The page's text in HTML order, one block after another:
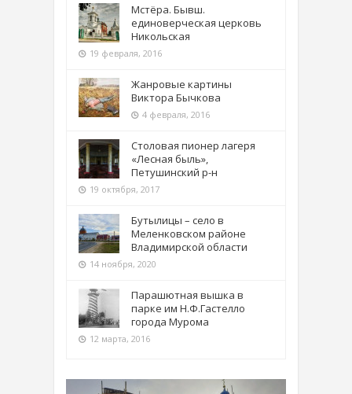
Мстёра. Бывш.
единоверческая церковь
Никольская
19 февраля, 2016
Жанровые картины
Виктора Бычкова
4 февраля, 2016
Столовая пионер лагеря
«Лесная быль»,
Петушинский р-н
19 октября, 2017
Бутылицы – село в
Меленковском районе
Владимирской области
14 ноября, 2020
Парашютная вышка в
парке им Н.Ф.Гастелло
города Мурома
12 марта, 2016